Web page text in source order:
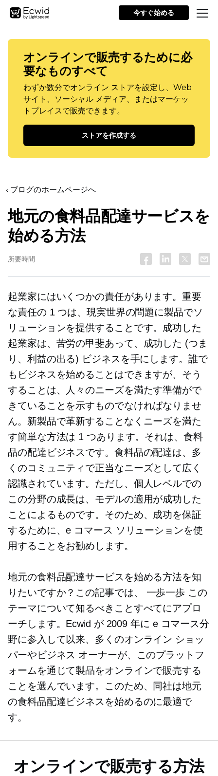
今すぐ始める
オンラインで販売するために必
要なものすべて
わずか数分でオンライン ストアを設定し、Web
サイト、ソーシャル メディア、またはマーケッ
トプレイスで販売できます。
ストアを作成する
‹ ブログのホームページへ
地元の食料品配達サービスを
始める方法
所要時間
起業家にはいくつかの責任があります。重要
な責任の 1 つは、現実世界の問題に製品でソ
リューションを提供することです。成功した
起業家は、苦労の甲斐あって、成功した (つま
り、利益の出る) ビジネスを手にします。誰で
もビジネスを始めることはできますが、そう
することは、人々のニーズを満たす準備がで
きていることを示すものでなければなりませ
ん。新製品で革新することなくニーズを満た
す簡単な方法は 1 つあります。それは、食料
品の配達ビジネスです。食料品の配達は、多
くのコミュニティで正当なニーズとして広く
認識されています。ただし、個人レベルでの
この分野の成長は、モデルの適用が成功した
ことによるものです。そのため、成功を保証
するために、e コマース ソリューションを使
用することをお勧めします。
地元の食料品配達サービスを始める方法を知
りたいですか？この記事では、 一歩一歩 この
テーマについて知るべきことすべてにアプロ
ーチします。Ecwid が 2009 年に e コマース分
野に参入して以来、多くのオンライン ショッ
パーやビジネス オーナーが、このプラットフ
ォームを通じて製品をオンラインで販売する
ことを選んでいます。このため、同社は地元
の食料品配達ビジネスを始めるのに最適で
す。
オンラインで販売する方法